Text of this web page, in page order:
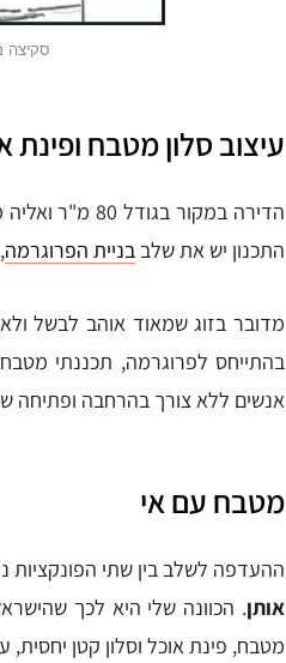
סקיצה
עיצוב סלון מטבח
התכנון יש את שלב בניית הפרוגרמה
מדובר בזוג שמאוד אוהב לבשל
אנשים ללא צורך בהרחבה ופתיחה
מטבח עם אי
ההעדפה לשלב בין שתי
אותן. הכוונה שלי היא לכך
מטבח, פינת אוכל וסלון קטן יחסית,